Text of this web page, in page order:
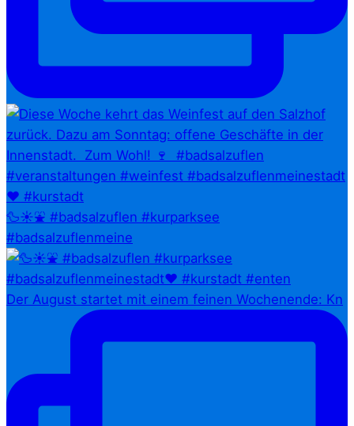
🦆☀️⛲ #badsalzuflen #kurparksee
#badsalzuflenmeine
Der August startet mit einem feinen Wochenende: Kn